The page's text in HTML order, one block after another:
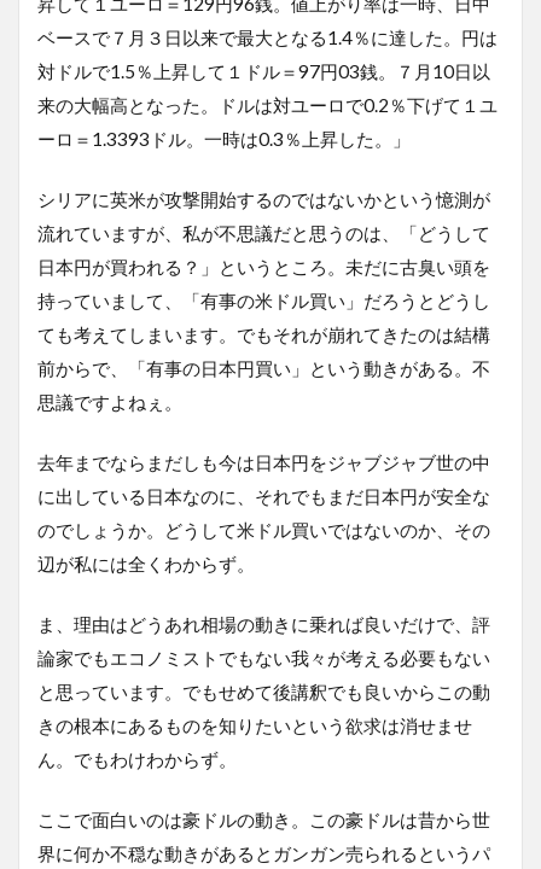
ベースで７月３日以来で最大となる1.4％に達した。円は
対ドルで1.5％上昇して１ドル＝97円03銭。７月10日以
来の大幅高となった。ドルは対ユーロで0.2％下げて１ユ
ーロ＝1.3393ドル。一時は0.3％上昇した。」
シリアに英米が攻撃開始するのではないかという憶測が
流れていますが、私が不思議だと思うのは、「どうして
日本円が買われる？」というところ。未だに古臭い頭を
持っていまして、「有事の米ドル買い」だろうとどうし
ても考えてしまいます。でもそれが崩れてきたのは結構
前からで、「有事の日本円買い」という動きがある。不
思議ですよねぇ。
去年までならまだしも今は日本円をジャブジャブ世の中
に出している日本なのに、それでもまだ日本円が安全な
のでしょうか。どうして米ドル買いではないのか、その
辺が私には全くわからず。
ま、理由はどうあれ相場の動きに乗れば良いだけで、評
論家でもエコノミストでもない我々が考える必要もない
と思っています。でもせめて後講釈でも良いからこの動
きの根本にあるものを知りたいという欲求は消せませ
ん。でもわけわからず。
ここで面白いのは豪ドルの動き。この豪ドルは昔から世
界に何か不穏な動きがあるとガンガン売られるというパ